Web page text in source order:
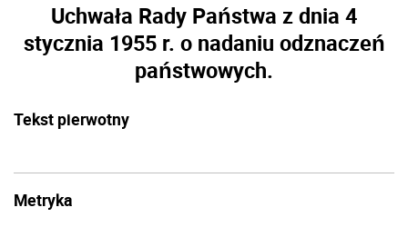
Uchwała Rady Państwa z dnia 4
stycznia 1955 r. o nadaniu odznaczeń
państwowych.
Tekst pierwotny
Metryka